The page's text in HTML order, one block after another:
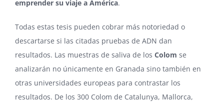
emprender su viaje a América.
Todas estas tesis pueden cobrar más notoriedad o
descartarse si las citadas pruebas de ADN dan
resultados. Las muestras de saliva de los Colom se
analizarán no únicamente en Granada sino también en
otras universidades europeas para contrastar los
resultados. De los 300 Colom de Catalunya, Mallorca,